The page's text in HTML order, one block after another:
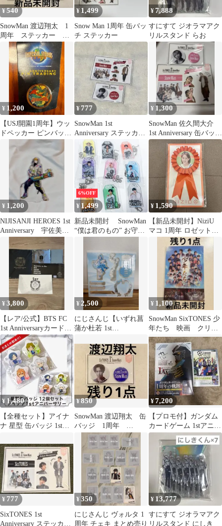
¥540
SnowMan 渡辺翔太 1
周年 ステッカー
anniversary 2020
¥ 1,499
Snow Man 1周年 缶バッ
チ ステッカー
¥7,888
すにすて ジオラマアク
リルスタンド らお
¥ 1,200
【USJ開園1周年】ウッ
ドペッカー ピンバッジ
（アニメ・セレブレー
ション）
¥ 777
SnowMan 1st
Anniversary ステッカー
缶バッジ 宮舘涼太
¥ 1,300
SnowMan 佐久間大介
1st Anniversary 缶バッジ
シール
¥ 1,200
NIJISANJI HEROES 1st
Anniversary 宇佐美リ
6%OFF
¥ 1,499
新品未開封 SnowMan
“僕は君のもの” お守り
¥ 1,590
【新品未開封】NiziU
マコ 1周年 ロゼット缶
バッチ MAKO
¥3,800
【レア/公式】BTS FC
1st Anniversaryカード＆
継続特典 5点
¥ 2,500
にじさんじ【いずれ菖
蒲か杜若 1st
スタンド
¥ 1,100
SnowMan SixTONES 少
年たち 映画 クリア
ファイル A4
¥ 1,480
【全種セット】アイナ
ナ 星型 缶バッジ 1stア
¥850
SnowMan 渡辺翔太 缶
バッジ 1周年
anniversary 限定グッズ
¥7,200
【プロモ付】ガンダム
カードゲーム 1stアニバ
ーサリーアーカイブ＋
スタートガイド
¥ 777
SixTONES 1st
Anniversary ステッカー
¥350
にじさんじ ヴォルタ 1
周年 チェキ まとめ売り
¥ 13,777
すにすて ジオラマアク
リルスタンド にしき